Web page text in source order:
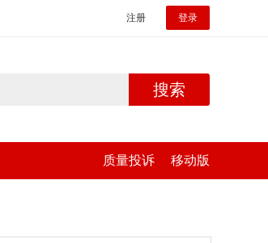
注册 登录
搜索
质量投诉 移动版